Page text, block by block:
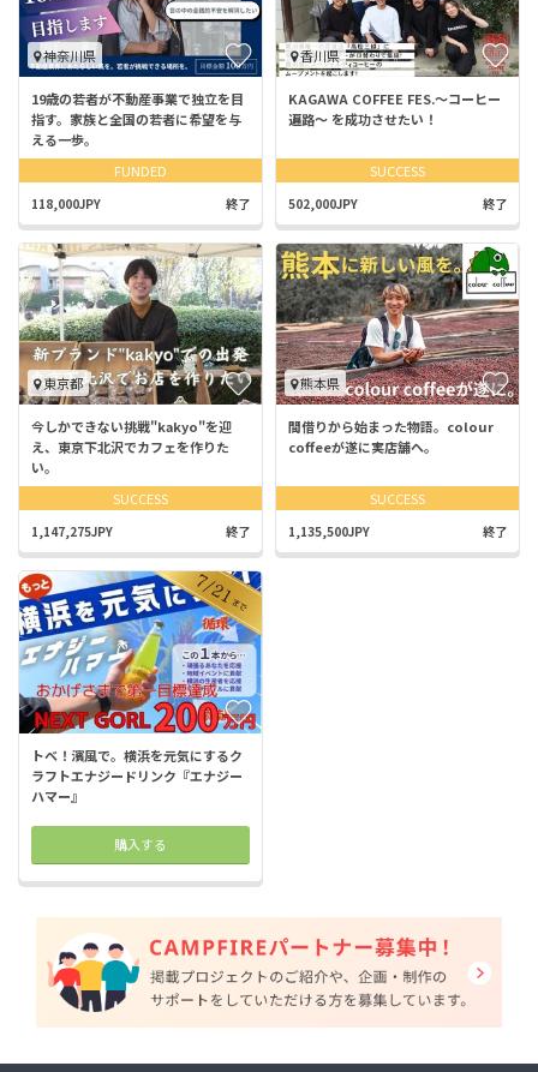
神奈川県
19歳の若者が不動産事業で独立を目
指す。家族と全国の若者に希望を与
える一歩。
FUNDED
118,000JPY 終了
香川県
KAGAWA COFFEE FES.～コーヒー
遍路～ を成功させたい！
SUCCESS
502,000JPY 終了
東京都
今しかできない挑戦"kakyo"を迎
え、東京下北沢でカフェを作りた
い。
SUCCESS
1,147,275JPY 終了
熊本県
間借りから始まった物語。colour
coffeeが遂に実店舗へ。
SUCCESS
1,135,500JPY 終了
トベ！濱風で。横浜を元気にするク
ラフトエナジードリンク『エナジー
ハマー』
購入する